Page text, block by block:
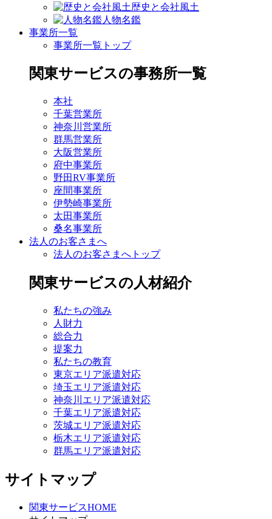
歴史と会社風土
人物名鑑
事業所一覧
事業所一覧トップ
関東サービスの事務所一覧
本社
千葉営業所
神奈川営業所
群馬営業所
大阪営業所
府中事業所
野田RV事業所
座間事業所
伊勢崎事業所
太田事業所
桑名事業所
法人のお客さまへ
法人のお客さまへトップ
関東サービスの人材紹介
私たちの強み
人財力
総合力
提案力
私たちの教育
東京エリア派遣対応
埼玉エリア派遣対応
神奈川エリア派遣対応
千葉エリア派遣対応
茨城エリア派遣対応
栃木エリア派遣対応
群馬エリア派遣対応
サイトマップ
関東サービスHOME